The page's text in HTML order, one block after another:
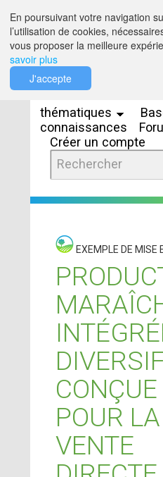
thématiques
connaissances
Créer un compte
EXEMPLE DE MISE
CONÇUE
POUR LA
VENTE
En poursuivant votre navigation
l’utilisation de cookies,
vous proposer la meilleure
savoir plus
J'accepte